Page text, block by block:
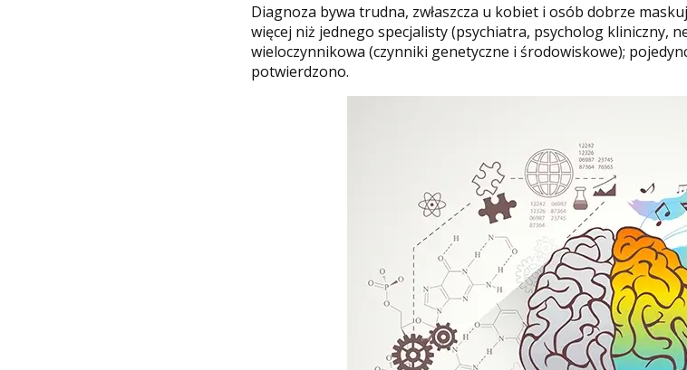
Diagnoza bywa trudna, zwłaszcza u kobiet i osób dobrze
więcej niż jednego specjalisty (psychiatra, psycholog kliniczny,
wieloczynnikowa (czynniki genetyczne i środowiskowe);
potwierdzono.